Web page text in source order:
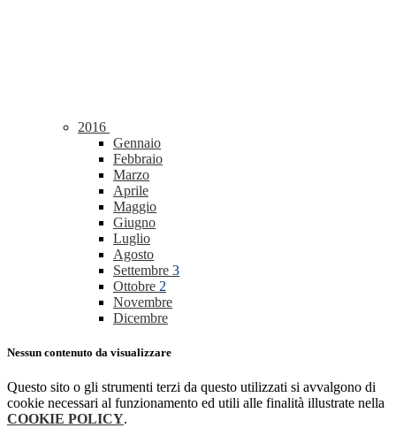
2016
Gennaio
Febbraio
Marzo
Aprile
Maggio
Giugno
Luglio
Agosto
Settembre 3
Ottobre 2
Novembre
Dicembre
Nessun contenuto da visualizzare
Questo sito o gli strumenti terzi da questo utilizzati si avvalgono di
cookie necessari al funzionamento ed utili alle finalità illustrate nella
COOKIE POLICY.